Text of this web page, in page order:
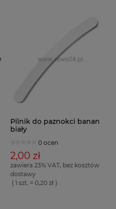
Pilnik do paznokci banan
biały
0 ocen
2,00 zł
zawiera 23% VAT, bez kosztów
dostawy
( 1 szt. = 0,20 zł )